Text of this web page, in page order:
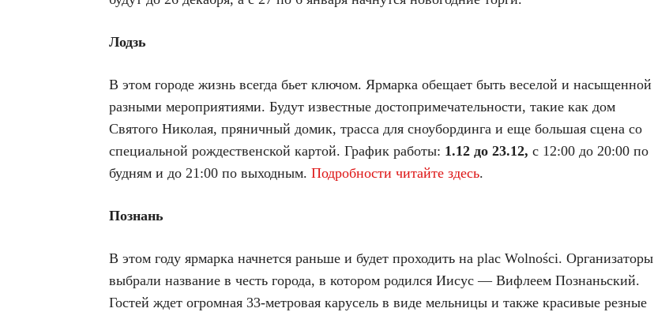
Лодзь
В этом городе жизнь всегда бьет ключом. Ярмарка обещает быть веселой и насыщенной
разными мероприятиями. Будут известные достопримечательности, такие как дом
Святого Николая, пряничный домик, трасса для сноубординга и еще большая сцена со
специальной рождественской картой. График работы: 1.12 до 23.12, с 12:00 до 20:00 по
будням и до 21:00 по выходным. Подробности читайте здесь.
Познань
В этом году ярмарка начнется раньше и будет проходить на plac Wolności. Организаторы
выбрали название в честь города, в котором родился Иисус — Вифлеем Познаньский.
Гостей ждет огромная 33-метровая карусель в виде мельницы и также красивые резные